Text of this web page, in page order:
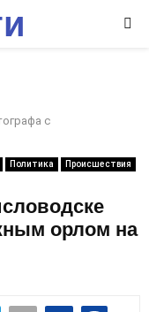
с
Политика
Происшествия
орлом на